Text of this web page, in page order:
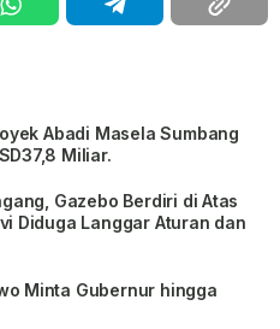
Abadi Masela Sumbang
Miliar.
Gazebo Berdiri di Atas
Diduga Langgar Aturan dan
Minta Gubernur hingga